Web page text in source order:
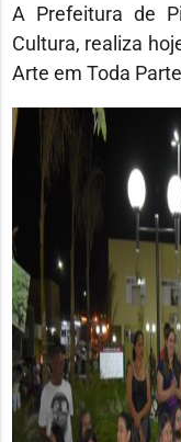
A Prefeitura de
Cultura, realiza
Arte em Toda